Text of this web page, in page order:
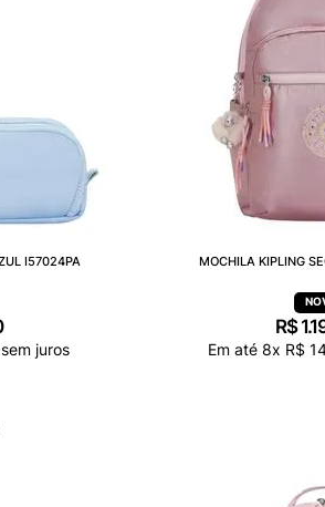
I57024PA
sem juros
MOCHILA KIPLING
R$ 1.
Em até 8x R$